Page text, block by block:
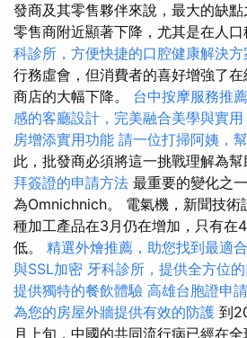
發商及其零售夥伴來說，最大的缺
零售商附近顯著下降，尤其是在人口
科診所，方便快捷的口腔健康解決方
行務虛會，但消費者的喜好增強了
商店的大幅下降。 台中按摩服務推
感的客廳設計，完美融合美學與實用
房增添實用功能 請一位打掃阿姨，
此，批發商必須將這一挑戰理解為幫
拜簽證的申請方法 最重要的變化之
為Omnichnich。 電氣機，新聞技術
種加工產品在3月仍在增加，只有在
低。 精選外燴推薦，助您找到最適
與SSL加密 牙科診所，提供全方位
提供獨特的餐飲體驗 高雄台胞證申
為您的房屋外牆提供有效的防護 到
月上旬，中國的共同流行病已經在